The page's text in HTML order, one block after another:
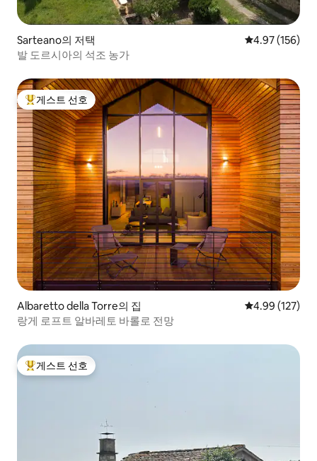
Sarteano의 저택 평점 4.97점(5
4.97 (156)
발 도르시아의 석조 농가
상위 게스트 선호
게스트 선호
Albaretto della Torre의 집 평점 4.99점(5
4.99 (127)
랑게 로프트 알바레토 바롤로 전망
상위 게스트 선호
게스트 선호